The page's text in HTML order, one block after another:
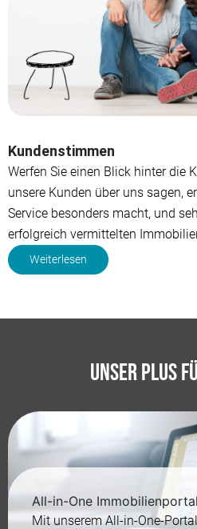
Kundenstimmen
Werfen Sie einen Blick hinter die
unsere Kunden über uns sagen,
Service besonders macht, und
erfolgreich vermittelten
Weiterlesen
Unser Plus
All-in-One Immobilienportal
Mit unserem All-in-One-